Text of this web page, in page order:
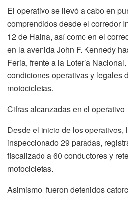
El operativo se llevó a cabo en
comprendidos desde el corredor
12 de Haina, así como en el
en la avenida John F. Kennedy
Feria, frente a la Lotería
condiciones operativas y legales
motocicletas.
Cifras alcanzadas en el operativo
Desde el inicio de los operativos,
inspeccionado 29 paradas,
fiscalizado a 60 conductores y
motocicletas.
Asimismo, fueron detenidos